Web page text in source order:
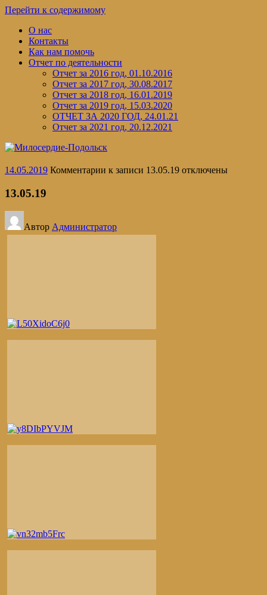
Перейти к содержимому
О нас
Контакты
Как нам помочь
Отчет по деятельности
Отчет за 2016 год, 01.10.2016
Отчет за 2017 год, 30.08.2017
Отчет за 2018 год, 16.01.2019
Отчет за 2019 год, 15.03.2020
ОТЧЕТ ЗА 2020 ГОД, 24.01.21
Отчет за 2021 год, 20.12.2021
14.05.2019 Комментарии к записи 13.05.19 отключены
13.05.19
Автор Администратор